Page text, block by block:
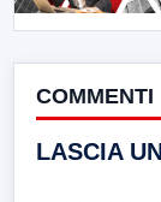
COMMENTI
LASCIA